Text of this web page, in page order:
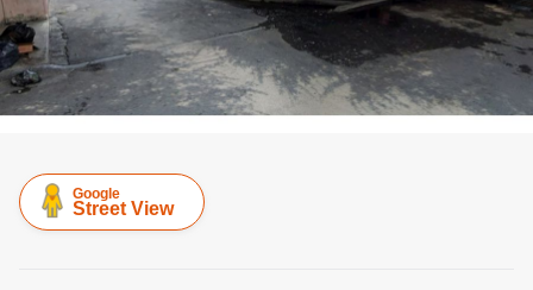
Google
Street View